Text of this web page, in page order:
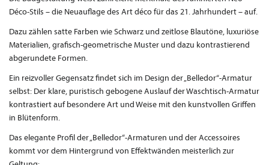
Déco-Stils – die Neuauflage des Art déco für das 21. Jahrhundert – auf.
Dazu zählen satte Farben wie Schwarz und zeitlose Blautöne, luxuriöse
Materialien, grafisch-geometrische Muster und dazu kontrastierend
abgerundete Formen.
Ein reizvoller Gegensatz findet sich im Design der „Belledor“-Armatur
selbst: Der klare, puristisch gebogene Auslauf der Waschtisch-Armatur
kontrastiert auf besondere Art und Weise mit den kunstvollen Griffen
in Blütenform.
Das elegante Profil der „Belledor“-Armaturen und der Accessoires
kommt vor dem Hintergrund von Effektwänden meisterlich zur